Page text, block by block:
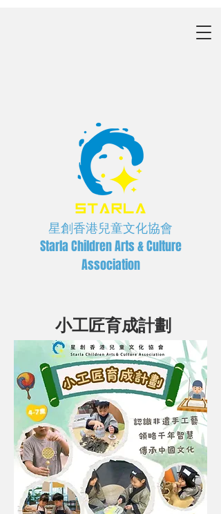
星創香港兒童文化協會
Starla Children Arts & Culture
Association
小工匠育成計劃